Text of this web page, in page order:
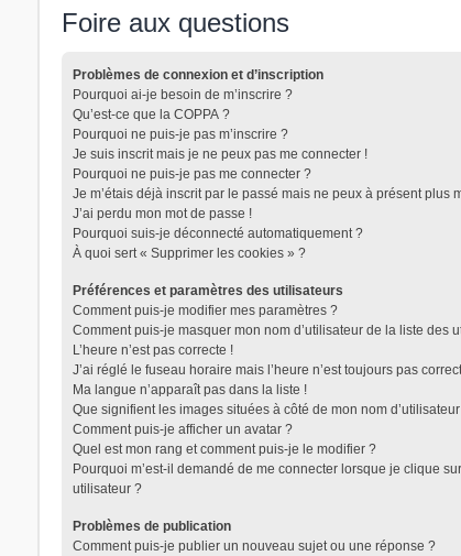
Foire aux questions
Problèmes de connexion et d’inscription
Pourquoi ai-je besoin de m’inscrire ?
Qu’est-ce que la COPPA ?
Pourquoi ne puis-je pas m’inscrire ?
Je suis inscrit mais je ne peux pas me connecter !
Pourquoi ne puis-je pas me connecter ?
Je m’étais déjà inscrit par le passé mais ne peux à présent plus
J’ai perdu mon mot de passe !
Pourquoi suis-je déconnecté automatiquement ?
À quoi sert « Supprimer les cookies » ?
Préférences et paramètres des utilisateurs
Comment puis-je modifier mes paramètres ?
Comment puis-je masquer mon nom d’utilisateur de la liste des
L’heure n’est pas correcte !
J’ai réglé le fuseau horaire mais l’heure n’est toujours pas
Ma langue n’apparaît pas dans la liste !
Que signifient les images situées à côté de mon nom
Comment puis-je afficher un avatar ?
Quel est mon rang et comment puis-je le modifier ?
Pourquoi m’est-il demandé de me connecter lorsque je clique
utilisateur ?
Problèmes de publication
Comment puis-je publier un nouveau sujet ou une réponse ?